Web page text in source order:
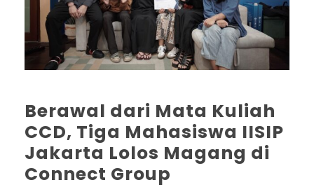
Berawal dari Mata Kuliah
CCD, Tiga Mahasiswa IISIP
Jakarta Lolos Magang di
Connect Group